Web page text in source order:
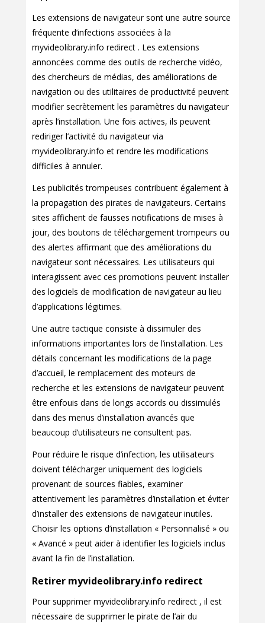
Les extensions de navigateur sont une autre source
fréquente d’infections associées à la
myvideolibrary.info redirect . Les extensions
annoncées comme des outils de recherche vidéo,
des chercheurs de médias, des améliorations de
navigation ou des utilitaires de productivité peuvent
modifier secrètement les paramètres du navigateur
après l’installation. Une fois actives, ils peuvent
rediriger l’activité du navigateur via
myvideolibrary.info et rendre les modifications
difficiles à annuler.
Les publicités trompeuses contribuent également à
la propagation des pirates de navigateurs. Certains
sites affichent de fausses notifications de mises à
jour, des boutons de téléchargement trompeurs ou
des alertes affirmant que des améliorations du
navigateur sont nécessaires. Les utilisateurs qui
interagissent avec ces promotions peuvent installer
des logiciels de modification de navigateur au lieu
d’applications légitimes.
Une autre tactique consiste à dissimuler des
informations importantes lors de l’installation. Les
détails concernant les modifications de la page
d’accueil, le remplacement des moteurs de
recherche et les extensions de navigateur peuvent
être enfouis dans de longs accords ou dissimulés
dans des menus d’installation avancés que
beaucoup d’utilisateurs ne consultent pas.
Pour réduire le risque d’infection, les utilisateurs
doivent télécharger uniquement des logiciels
provenant de sources fiables, examiner
attentivement les paramètres d’installation et éviter
d’installer des extensions de navigateur inutiles.
Choisir les options d’installation « Personnalisé » ou
« Avancé » peut aider à identifier les logiciels inclus
avant la fin de l’installation.
Retirer myvideolibrary.info redirect
Pour supprimer myvideolibrary.info redirect , il est
nécessaire de supprimer le pirate de l’air du